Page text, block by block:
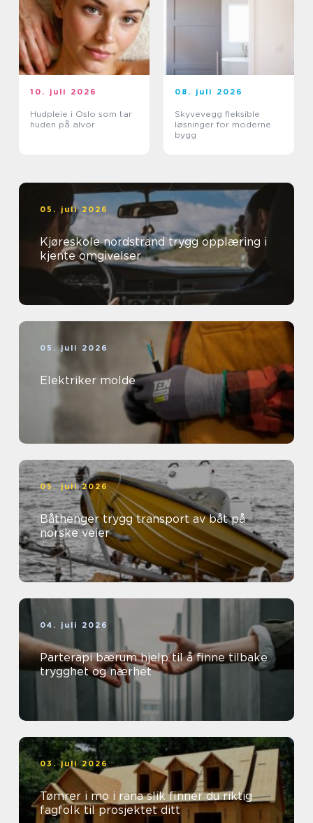
10. juli 2026
Hudpleie i Oslo som tar
huden på alvor
08. juli 2026
Skyvevegg fleksible
løsninger for moderne
bygg
05. juli 2026
Kjøreskole nordstrand trygg opplæring i
kjente omgivelser
05. juli 2026
Elektriker molde
05. juli 2026
Båthenger trygg transport av båt på
norske veier
04. juli 2026
Parterapi bærum hjelp til å finne tilbake
trygghet og nærhet
03. juli 2026
Tømrer i mo i rana slik finner du riktig
fagfolk til prosjektet ditt